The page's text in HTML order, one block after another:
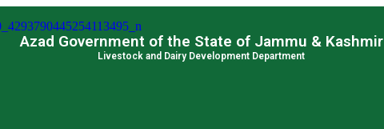
Azad Government of the State of Jammu & Kashmir
Livestock and Dairy Development Department